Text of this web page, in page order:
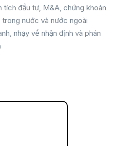
đầu tư, M&A, chứng khoán
nước và nước ngoài
nhạy về nhận định và phán